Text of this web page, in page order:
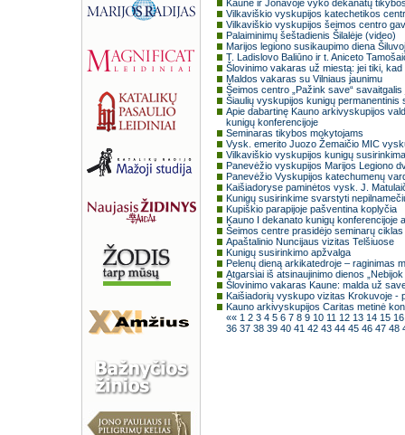
Kaune ir Jonavoje vyko dekanatų
Vilkaviškio vyskupijos katechetikos
Vilkaviškio vyskupijos šeimos centro
Palaiminimų šeštadienis Šilalėje (video)
Marijos legiono susikaupimo diena
T. Ladislovo Baliūno ir t. Aniceto
Šlovinimo vakaras už miestą: jei tiki, kad
Maldos vakaras su Vilniaus jaunimu
Šeimos centro „Pažink save“ savaitgalis
Šiaulių vyskupijos kunigų permanentinis
Apie dabartinę Kauno arkivyskupijos
kunigų konferencijoje
Seminaras tikybos mokytojams
Vysk. emerito Juozo Žemaičio MIC
Vilkaviškio vyskupijos kunigų
Panevėžio vyskupijos Marijos Legiono
Panevėžio Vyskupijos katechumenų
Kaišiadoryse paminėtos vysk. J.
Kunigų susirinkime svarstyti
Kupiškio parapijoje pašventina koplyčia
Kauno I dekanato kunigų konferencijoje
Šeimos centre prasidėjo seminarų
Apaštalinio Nuncijaus vizitas Telšiuose
Kunigų susirinkimo apžvalga
Pelenų dieną arkikatedroje – raginimas
Atgarsiai iš atsinaujinimo dienos
Šlovinimo vakaras Kaune: malda už
Kaišiadorių vyskupo vizitas Krokuvoje -
Kauno arkivyskupijos Caritas metinė
«« 1 2 3 4 5 6 7 8 9 10 11 12 13 14 15
36 37 38 39 40 41 42 43 44 45 46 47 48